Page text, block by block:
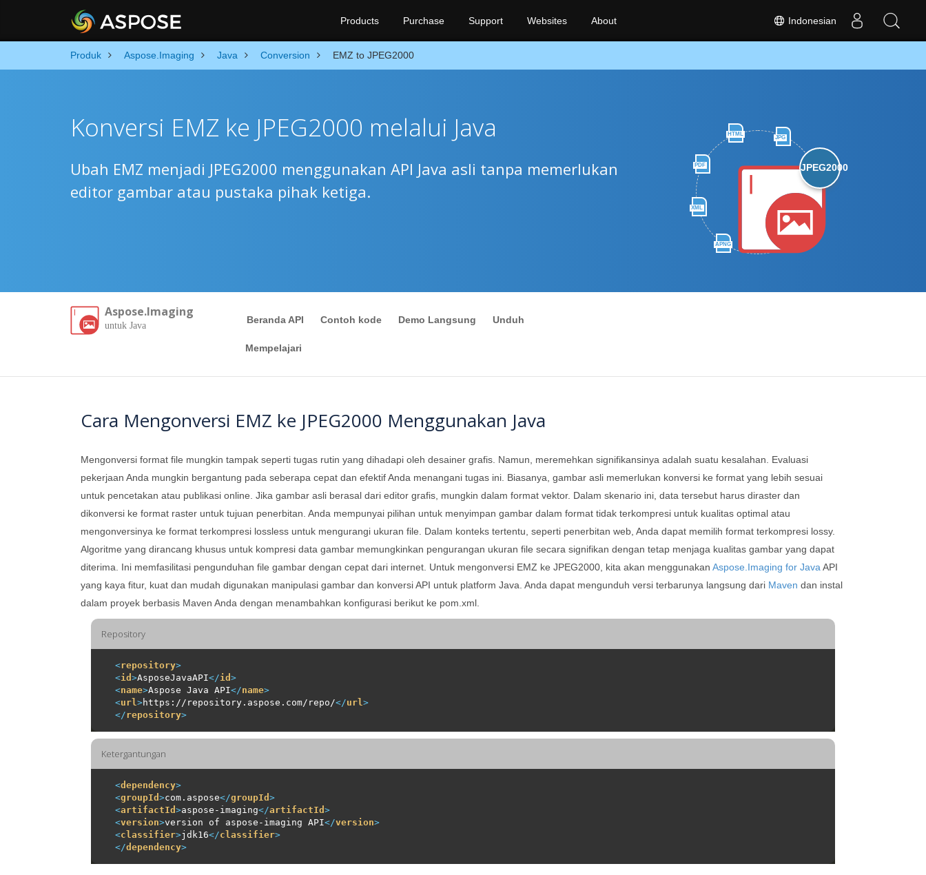
Indonesian
Products Purchase Support Websites About
Produk Aspose.Imaging Java Conversion EMZ to JPEG2000
HTML
JPG
PDF
XML
APNG
JPEG2000
Konversi EMZ ke JPEG2000 melalui Java
Ubah EMZ menjadi JPEG2000 menggunakan API Java asli tanpa memerlukan
editor gambar atau pustaka pihak ketiga.
Aspose.Imaging
untuk Java
Beranda API Contoh kode Demo Langsung Unduh
Mempelajari
Cara Mengonversi EMZ ke JPEG2000 Menggunakan Java
Mengonversi format file mungkin tampak seperti tugas rutin yang dihadapi oleh desainer grafis. Namun, meremehkan signifikansinya adalah suatu kesalahan. Evaluasi
pekerjaan Anda mungkin bergantung pada seberapa cepat dan efektif Anda menangani tugas ini. Biasanya, gambar asli memerlukan konversi ke format yang lebih sesuai
untuk pencetakan atau publikasi online. Jika gambar asli berasal dari editor grafis, mungkin dalam format vektor. Dalam skenario ini, data tersebut harus diraster dan
dikonversi ke format raster untuk tujuan penerbitan. Anda mempunyai pilihan untuk menyimpan gambar dalam format tidak terkompresi untuk kualitas optimal atau
mengonversinya ke format terkompresi lossless untuk mengurangi ukuran file. Dalam konteks tertentu, seperti penerbitan web, Anda dapat memilih format terkompresi lossy.
Algoritme yang dirancang khusus untuk kompresi data gambar memungkinkan pengurangan ukuran file secara signifikan dengan tetap menjaga kualitas gambar yang dapat
diterima. Ini memfasilitasi pengunduhan file gambar dengan cepat dari internet. Untuk mengonversi EMZ ke JPEG2000, kita akan menggunakan Aspose.Imaging for Java API
yang kaya fitur, kuat dan mudah digunakan manipulasi gambar dan konversi API untuk platform Java. Anda dapat mengunduh versi terbarunya langsung dari Maven dan instal
dalam proyek berbasis Maven Anda dengan menambahkan konfigurasi berikut ke pom.xml.
Repository
<repository>
<id >AsposeJavaAPI</id >
<name>Aspose Java API</name>
<url>https://repository.aspose.com/repo/</url>
</repository>
Ketergantungan
<dependency>
<groupId >com.aspose</groupId >
<artifactId >aspose-imaging</artifactId >
<version>version of aspose-imaging API</version>
<classifier>jdk16</classifier>
</dependency>